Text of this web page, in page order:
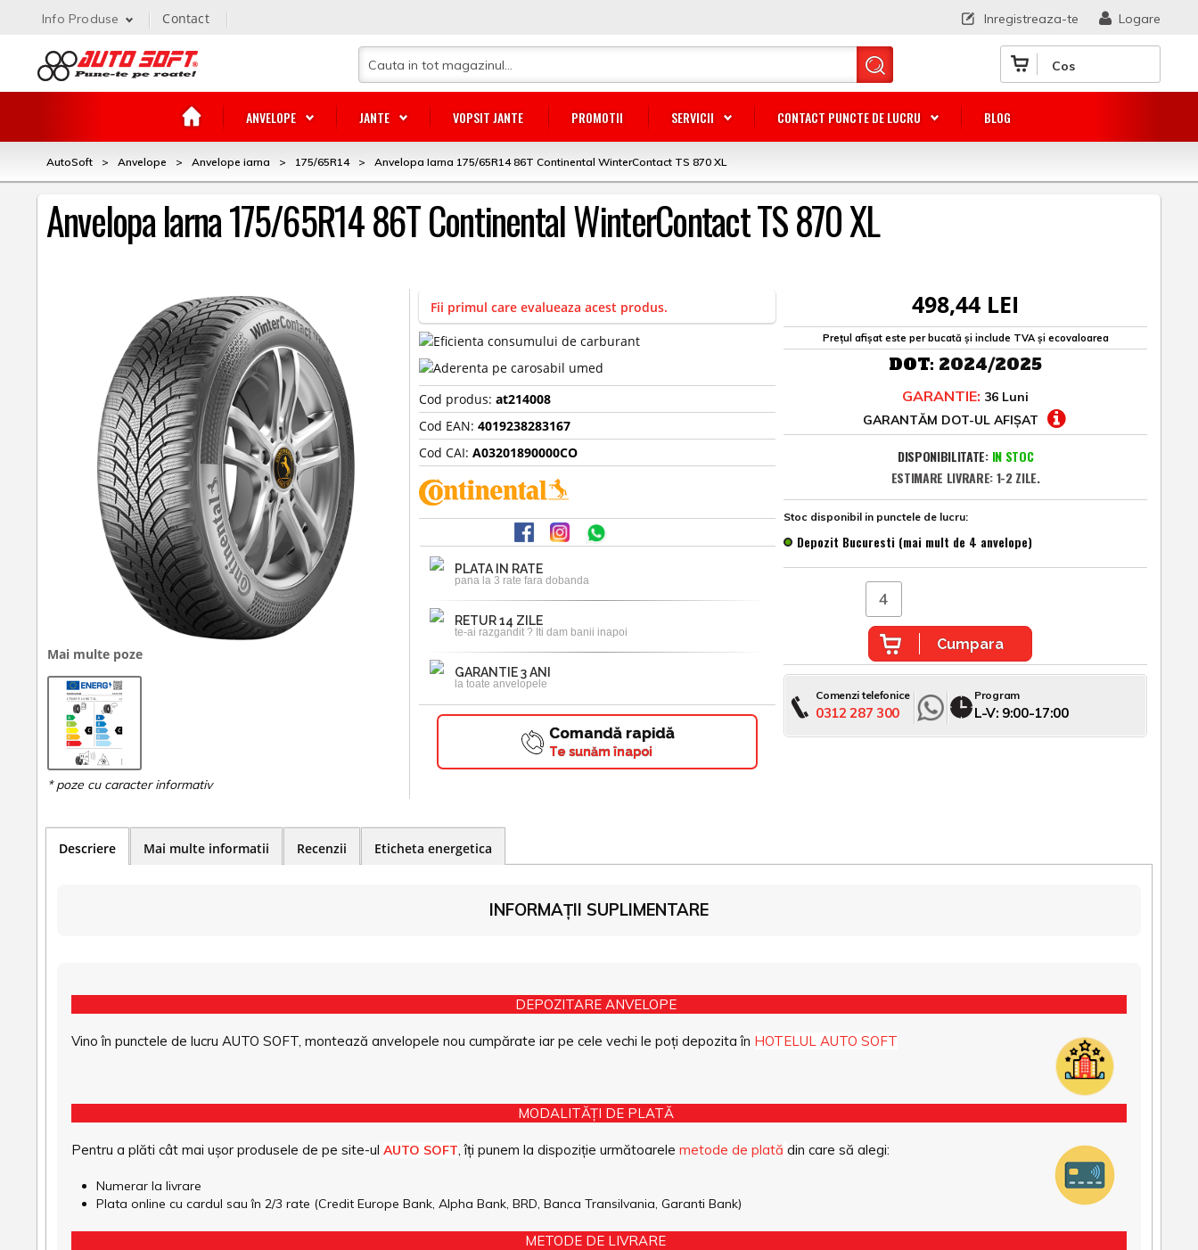
Cos
ANVELOPE JANTE VOPSIT JANTE PROMOTII SERVICII CONTACT PUNCTE DE LUCRU BLOG
Logare
Inregistreaza-te
Info Produse Contact
AutoSoft > Anvelope > Anvelope iarna > 175/65R14 > Anvelopa Iarna 175/65R14 86T Continental WinterContact TS 870 XL
Anvelopa Iarna 175/65R14 86T Continental WinterContact TS 870 XL
Mai multe poze
Fii primul care evalueaza acest produs.
Cod produs:at214008
Cod EAN:4019238283167
Cod CAI:A03201890000CO
PLATA IN RATE
pana la 3 rate fara dobanda
RETUR 14 ZILE
te-ai razgandit ? Iti dam banii inapoi
GARANTIE 3 ANI
la toate anvelopele
Comandă rapidă
Te sunăm înapoi
498,44 LEI
Prețul afișat este per bucată și include TVA și ecovaloarea
DOT: 2024/2025
GARANTIE: 36 Luni
GARANTĂM DOT-UL AFIȘAT
DISPONIBILITATE: IN STOC
ESTIMARE LIVRARE: 1-2 ZILE.
Stoc disponibil in punctele de lucru:
Depozit Bucuresti (mai mult de 4 anvelope)
Cumpara
Comenzi telefonice
0312 287 300
Program
L-V: 9:00-17:00
Descriere Mai multe informatii Recenzii Eticheta energetica
INFORMAȚII SUPLIMENTARE
DEPOZITARE ANVELOPE
Vino în punctele de lucru AUTO SOFT, montează anvelopele nou cumpărate iar pe cele vechi le poți depozita în HOTELUL AUTO SOFT
MODALITĂȚI DE PLATĂ
Pentru a plăti cât mai ușor produsele de pe site-ul AUTO SOFT, îți punem la dispoziție următoarele metode de plată din care să alegi:
Numerar la livrare
Plata online cu cardul sau în 2/3 rate (Credit Europe Bank, Alpha Bank, BRD, Banca Transilvania, Garanti Bank)
METODE DE LIVRARE